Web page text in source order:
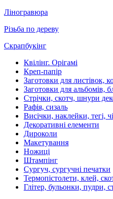
Ліногравюра
Різьба по дереву
Скрапбукінг
Квілінг. Орігамі
Креп-папір
Заготовки для листівок,
Заготовки для альбомів,
Стрічки, скотч, шнури
Рафія, сизаль
Висічки, наклейки, тегі,
Декоративні елементи
Дироколи
Макетування
Ножиці
Штампінг
Сургуч, сургучні печатки
Термопістолети, клей,
Глітер, бульонки, пудри,